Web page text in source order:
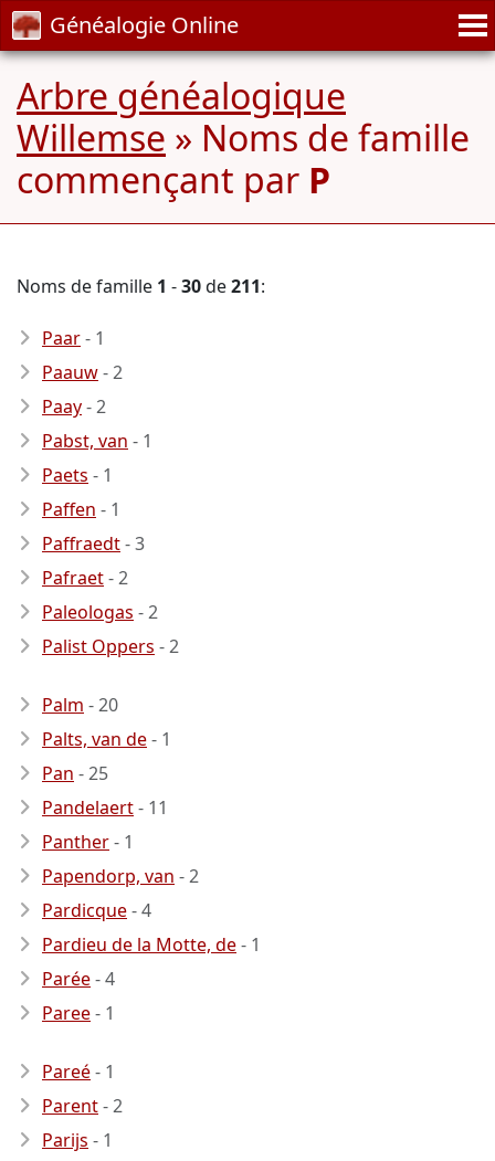
Généalogie Online
Arbre généalogique
Willemse » Noms de famille
commençant par P
Noms de famille 1 -30de211:
Paar- 1
Paauw- 2
Paay- 2
Pabst, van - 1
Paets - 1
Paffen - 1
Paffraedt- 3
Pafraet- 2
Paleologas - 2
Palist Oppers - 2
Palm - 20
Palts, van de- 1
Pan - 25
Pandelaert- 11
Panther- 1
Papendorp, van - 2
Pardicque- 4
Pardieu de la Motte, de- 1
Parée- 4
Paree- 1
Pareé- 1
Parent- 2
Parijs - 1